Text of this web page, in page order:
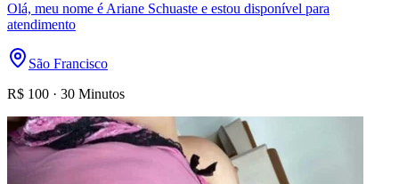
Olá, meu nome é Ariane Schuaste e estou disponível para
atendimento
São Francisco
R$ 100 · 30 Minutos